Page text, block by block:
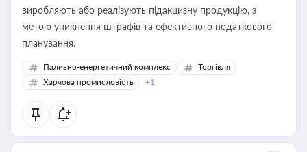
виробляють або реалізують підакцизну продукцію, з
метою уникнення штрафів та ефективного податкового
планування.
Паливно-енергетичний комплекс
Торгівля
Харчова промисловість
+1